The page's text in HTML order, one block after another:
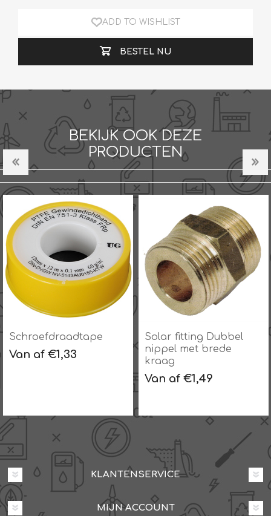
ADD TO WISHLIST
BESTEL NU
BEKIJK OOK DEZE
PRODUCTEN
Solar fitting Dubbel
nippel met brede
kraag
Solar fitting IS x US
met brede kraag
Van af €2,50
KLANTENSERVICE
MIJN ACCOUNT